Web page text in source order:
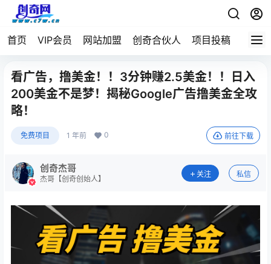
首页 VIP会员 网站加盟 创奇合伙人 项目投稿
看广告，撸美金！！3分钟赚2.5美金！！日入
200美金不是梦！揭秘Google广告撸美金全攻
略！
免费项目 1 年前 0 前往下载
创奇杰哥
杰哥【创奇创始人】
关注 私信